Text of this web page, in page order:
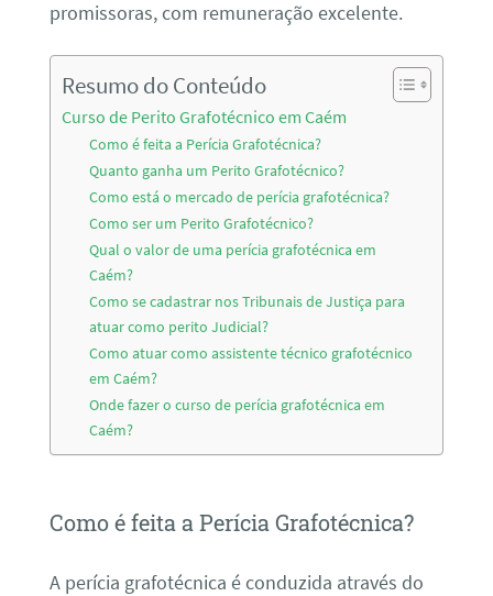
promissoras, com remuneração excelente.
Resumo do Conteúdo
Curso de Perito Grafotécnico em Caém
Como é feita a Perícia Grafotécnica?
Quanto ganha um Perito Grafotécnico?
Como está o mercado de perícia grafotécnica?
Como ser um Perito Grafotécnico?
Qual o valor de uma perícia grafotécnica em
Caém?
Como se cadastrar nos Tribunais de Justiça para
atuar como perito Judicial?
Como atuar como assistente técnico grafotécnico
em Caém?
Onde fazer o curso de perícia grafotécnica em
Caém?
Como é feita a Perícia Grafotécnica?
A perícia grafotécnica é conduzida através do